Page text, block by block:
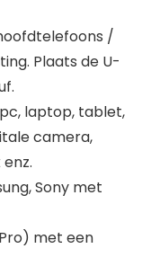
/
Plaats de U-
laptop, tablet,
camera,
Sony met
met een